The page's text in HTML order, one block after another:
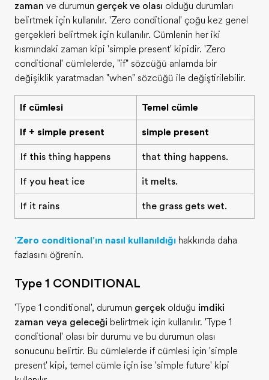
zaman ve durumun gerçek ve olası olduğu durumları
belirtmek için kullanılır. 'Zero conditional' çoğu kez genel
gerçekleri belirtmek için kullanılır. Cümlenin her iki
kısmındaki zaman kipi 'simple present' kipidir. 'Zero
conditional' cümlelerde, "if" sözcüğü anlamda bir
değişiklik yaratmadan "when" sözcüğü ile değiştirilebilir.
If cümlesi Temel cümle
If + simple present simple present
If this thing happens that thing happens.
If you heat ice it melts.
If it rains the grass gets wet.
'Zero conditional'ın nasıl kullanıldığı hakkında daha
fazlasını öğrenin.
Type 1 CONDITIONAL
'Type 1 conditional', durumun gerçek olduğu şimdiki
zaman veya geleceği belirtmek için kullanılır. 'Type 1
conditional' olası bir durumu ve bu durumun olası
sonucunu belirtir. Bu cümlelerde if cümlesi için 'simple
present' kipi, temel cümle için ise 'simple future' kipi